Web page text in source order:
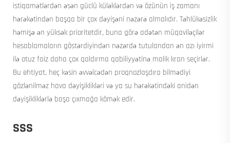
istiqamətlərdən əsən güclü küləklərdən və özünün iş zamanı
hərəkətindən başqa bir çox dəyişəni nəzərə almalıdır. Təhlükəsizlik
həmişə ən yüksək prioritetdir, buna görə adətən müqaviləçilər
hesablamaların göstərdiyindən nəzərdə tutulandan ən azı iyirmi
ilə otuz faiz daha çox qaldırma qabiliyyətinə malik kran seçirlər.
Bu ehtiyat, heç kəsin əvvəlcədən proqnozlaşdıra bilmədiyi
gözlənilməz hava dəyişiklikləri və ya su hərəkətindəki anidən
dəyişikliklərlə başa çıxmağa kömək edir.
SSS